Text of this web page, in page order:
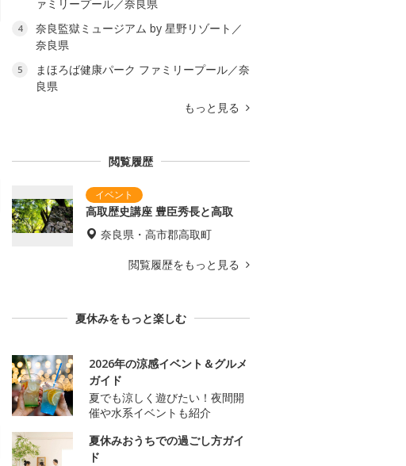
ァミリープール／奈良県
4
奈良監獄ミュージアム by 星野リゾート／
奈良県
5
まほろば健康パーク ファミリープール／奈
良県
もっと見る
閲覧履歴
高取歴史講座 豊臣秀長と高取
奈良県・高市郡高取町
閲覧履歴をもっと見る
夏休みをもっと楽しむ
2026年の涼感イベント＆グルメ
ガイド
夏でも涼しく遊びたい！夜間開
催や水系イベントも紹介
夏休みおうちでの過ごし方ガイ
ド